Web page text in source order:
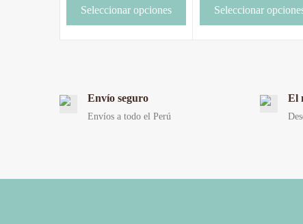
Seleccionar opciones Seleccionar
Envío seguro
Envíos a todo el Perú
El